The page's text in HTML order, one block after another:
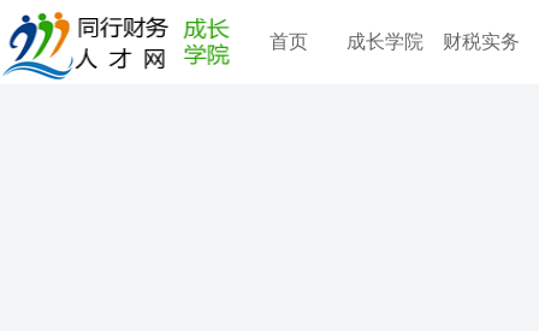
首页 成长学院 财税实务